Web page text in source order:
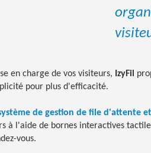
en charge de vos visiteurs, IzyFil
pour plus d'efficacité.
de gestion de file d'attente
à l'aide de bornes interactives
vous.